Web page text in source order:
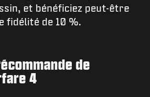
et bénéficiez peut-être
fidélité de 10 %.
de
4